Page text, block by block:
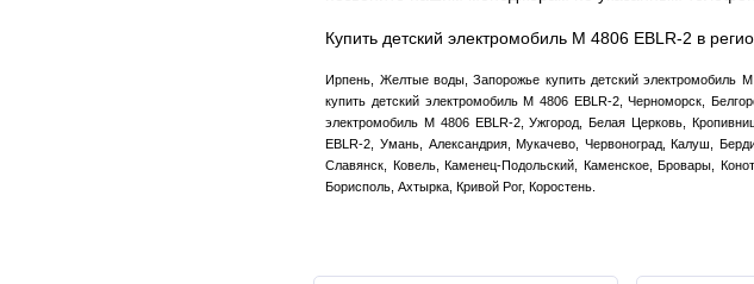
Купить детский электромобиль M 4806 EBLR-2 в
Ирпень, Желтые воды, Запорожье купить детский электромобиль
купить детский электромобиль M 4806 EBLR-2, Черноморск,
электромобиль M 4806 EBLR-2, Ужгород, Белая Церковь,
EBLR-2, Умань, Александрия, Мукачево, Червоноград, Калуш,
Славянск, Ковель, Каменец-Подольский, Каменское, Бровары,
Борисполь, Ахтырка, Кривой Рог, Коростень.